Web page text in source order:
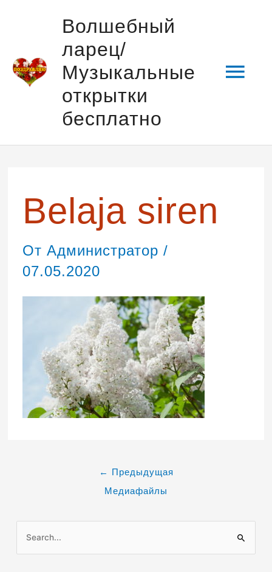
содержимому
Волшебный
ларец/
Музыкальные
открытки
бесплатно
Belaja siren
От Администратор /
07.05.2020
записям
←
Предыдущая
Медиафайлы
о